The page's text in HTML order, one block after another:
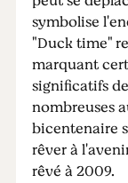
symbolise
"Duck time"
marquant
significatifs
nombreuses
bicentenaire
rêver à
rêvé à 2009.